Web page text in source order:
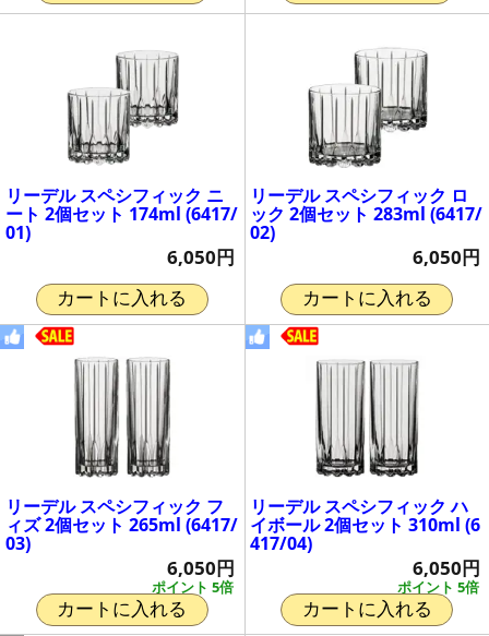
リーデル スペシフィック ニ
ート 2個セット 174ml (6417/
01)
6,050円
カートに入れる
リーデル スペシフィック ロ
ック 2個セット 283ml (6417/
02)
6,050円
カートに入れる
リーデル スペシフィック フ
ィズ 2個セット 265ml (6417/
03)
ポイント 5倍
6,050円
カートに入れる
リーデル スペシフィック ハ
イボール 2個セット 310ml (6
417/04)
ポイント 5倍
6,050円
カートに入れる